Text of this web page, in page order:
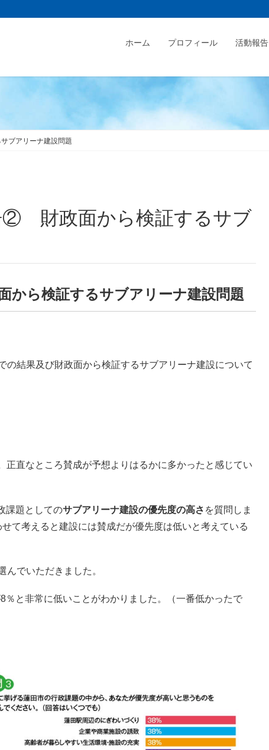
ホーム プロフィール 活動報告
ブアリーナ建設問題
から検証するサブアリーナ建設問題
結果及び財政面から検証するサブアリーナ建設について
直なところ賛成が予想よりはるかに多かったと感じてい
課題としてのサブアリーナ建設の優先度の高さ を質問しま
て考えると建設には賛成だが優先度は低いと考えている
んでいただきました。
と非常に低いことがわかりました。（一番低かったで